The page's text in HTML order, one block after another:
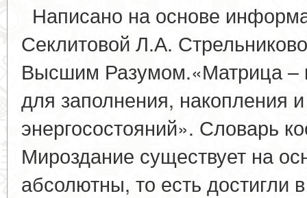
Написано на основе
Секлитовой Л.А.
Высшим Разумом.«Матрица –
для заполнения, накопления
энергосостояний». Словарь
Мироздание существует на
абсолютны, то есть достигли